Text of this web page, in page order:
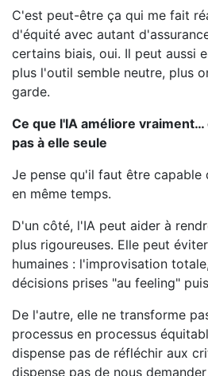
C'est peut-être ça qui me fait
d'équité avec autant
certains biais, oui. Il peut aussi
plus l'outil semble neutre, plus
garde.
Ce que l'IA améliore
pas à elle seule
Je pense qu'il faut être capable
en même temps.
D'un côté, l'IA peut aider à
plus rigoureuses. Elle peut
humaines : l'improvisation
décisions prises "au feeling"
De l'autre, elle ne transforme
processus en processus
dispense pas de réfléchir aux
dispense pas de nous